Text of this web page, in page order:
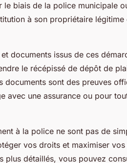
biais de la police municipale
à son propriétaire légitime
documents issus de ces
le récépissé de dépôt de
documents sont des preuves
avec une assurance ou pour
à la police ne sont pas de
vos droits et maximiser
plus détaillés, vous pouvez